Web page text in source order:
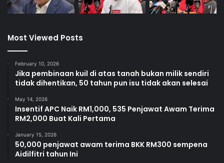
Most Viewed Posts
February 10, 2026
Jika pembinaan kuil di atas tanah bukan milik sendiri
tidak dihentikan, 50 tahun pun isu tidak akan selesai
May 14, 2026
Insentif APC Naik RM1,000, 535 Penjawat Awam Terima
RM2,000 Buat Kali Pertama
January 15, 2026
50,000 penjawat awam terima BKK RM300 sempena
Aidilfitri tahun Ini